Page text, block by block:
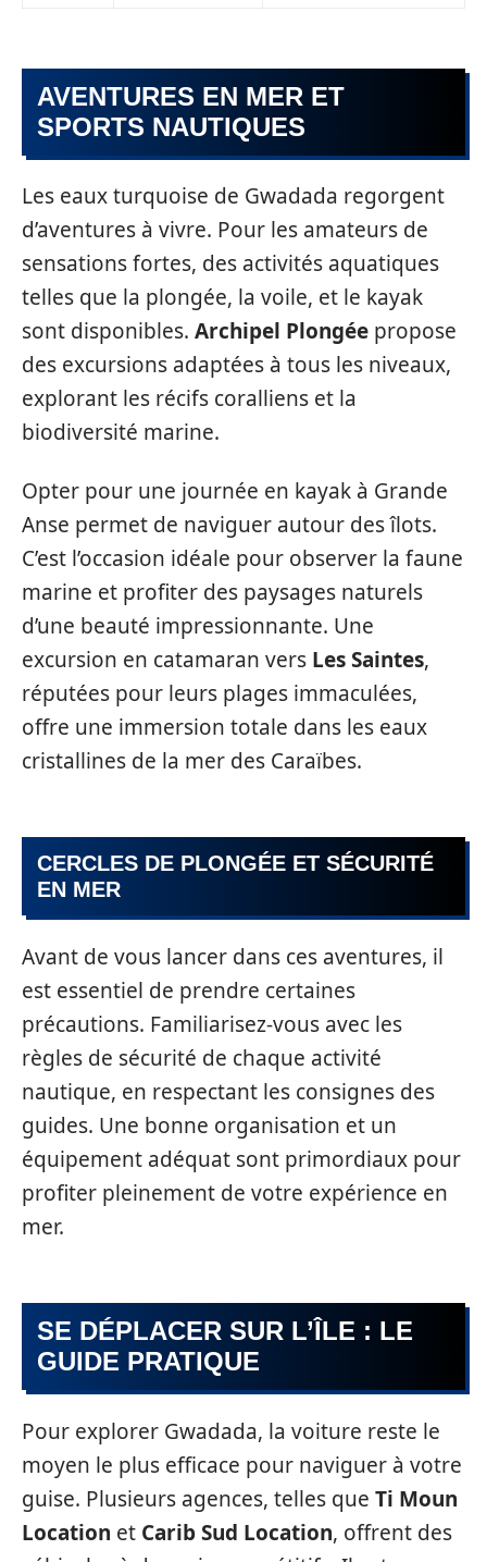
AVENTURES EN MER ET
SPORTS NAUTIQUES
Les eaux turquoise de Gwadada regorgent
d’aventures à vivre. Pour les amateurs de
sensations fortes, des activités aquatiques
telles que la plongée, la voile, et le kayak
sont disponibles. Archipel Plongée propose
des excursions adaptées à tous les niveaux,
explorant les récifs coralliens et la
biodiversité marine.
Opter pour une journée en kayak à Grande
Anse permet de naviguer autour des îlots.
C’est l’occasion idéale pour observer la faune
marine et profiter des paysages naturels
d’une beauté impressionnante. Une
excursion en catamaran vers Les Saintes,
réputées pour leurs plages immaculées,
offre une immersion totale dans les eaux
cristallines de la mer des Caraïbes.
CERCLES DE PLONGÉE ET SÉCURITÉ
EN MER
Avant de vous lancer dans ces aventures, il
est essentiel de prendre certaines
précautions. Familiarisez-vous avec les
règles de sécurité de chaque activité
nautique, en respectant les consignes des
guides. Une bonne organisation et un
équipement adéquat sont primordiaux pour
profiter pleinement de votre expérience en
mer.
SE DÉPLACER SUR L’ÎLE : LE
GUIDE PRATIQUE
Pour explorer Gwadada, la voiture reste le
moyen le plus efficace pour naviguer à votre
guise. Plusieurs agences, telles que Ti Moun
Location et Carib Sud Location, offrent des